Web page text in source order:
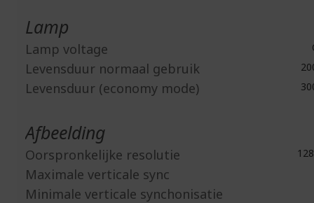
Lamp
Lamp voltage
Levensduur normaal gebruik
Levensduur (economy mode)
Afbeelding
Oorspronkelijke resolutie
Maximale verticale sync
Minimale verticale synchonisatie